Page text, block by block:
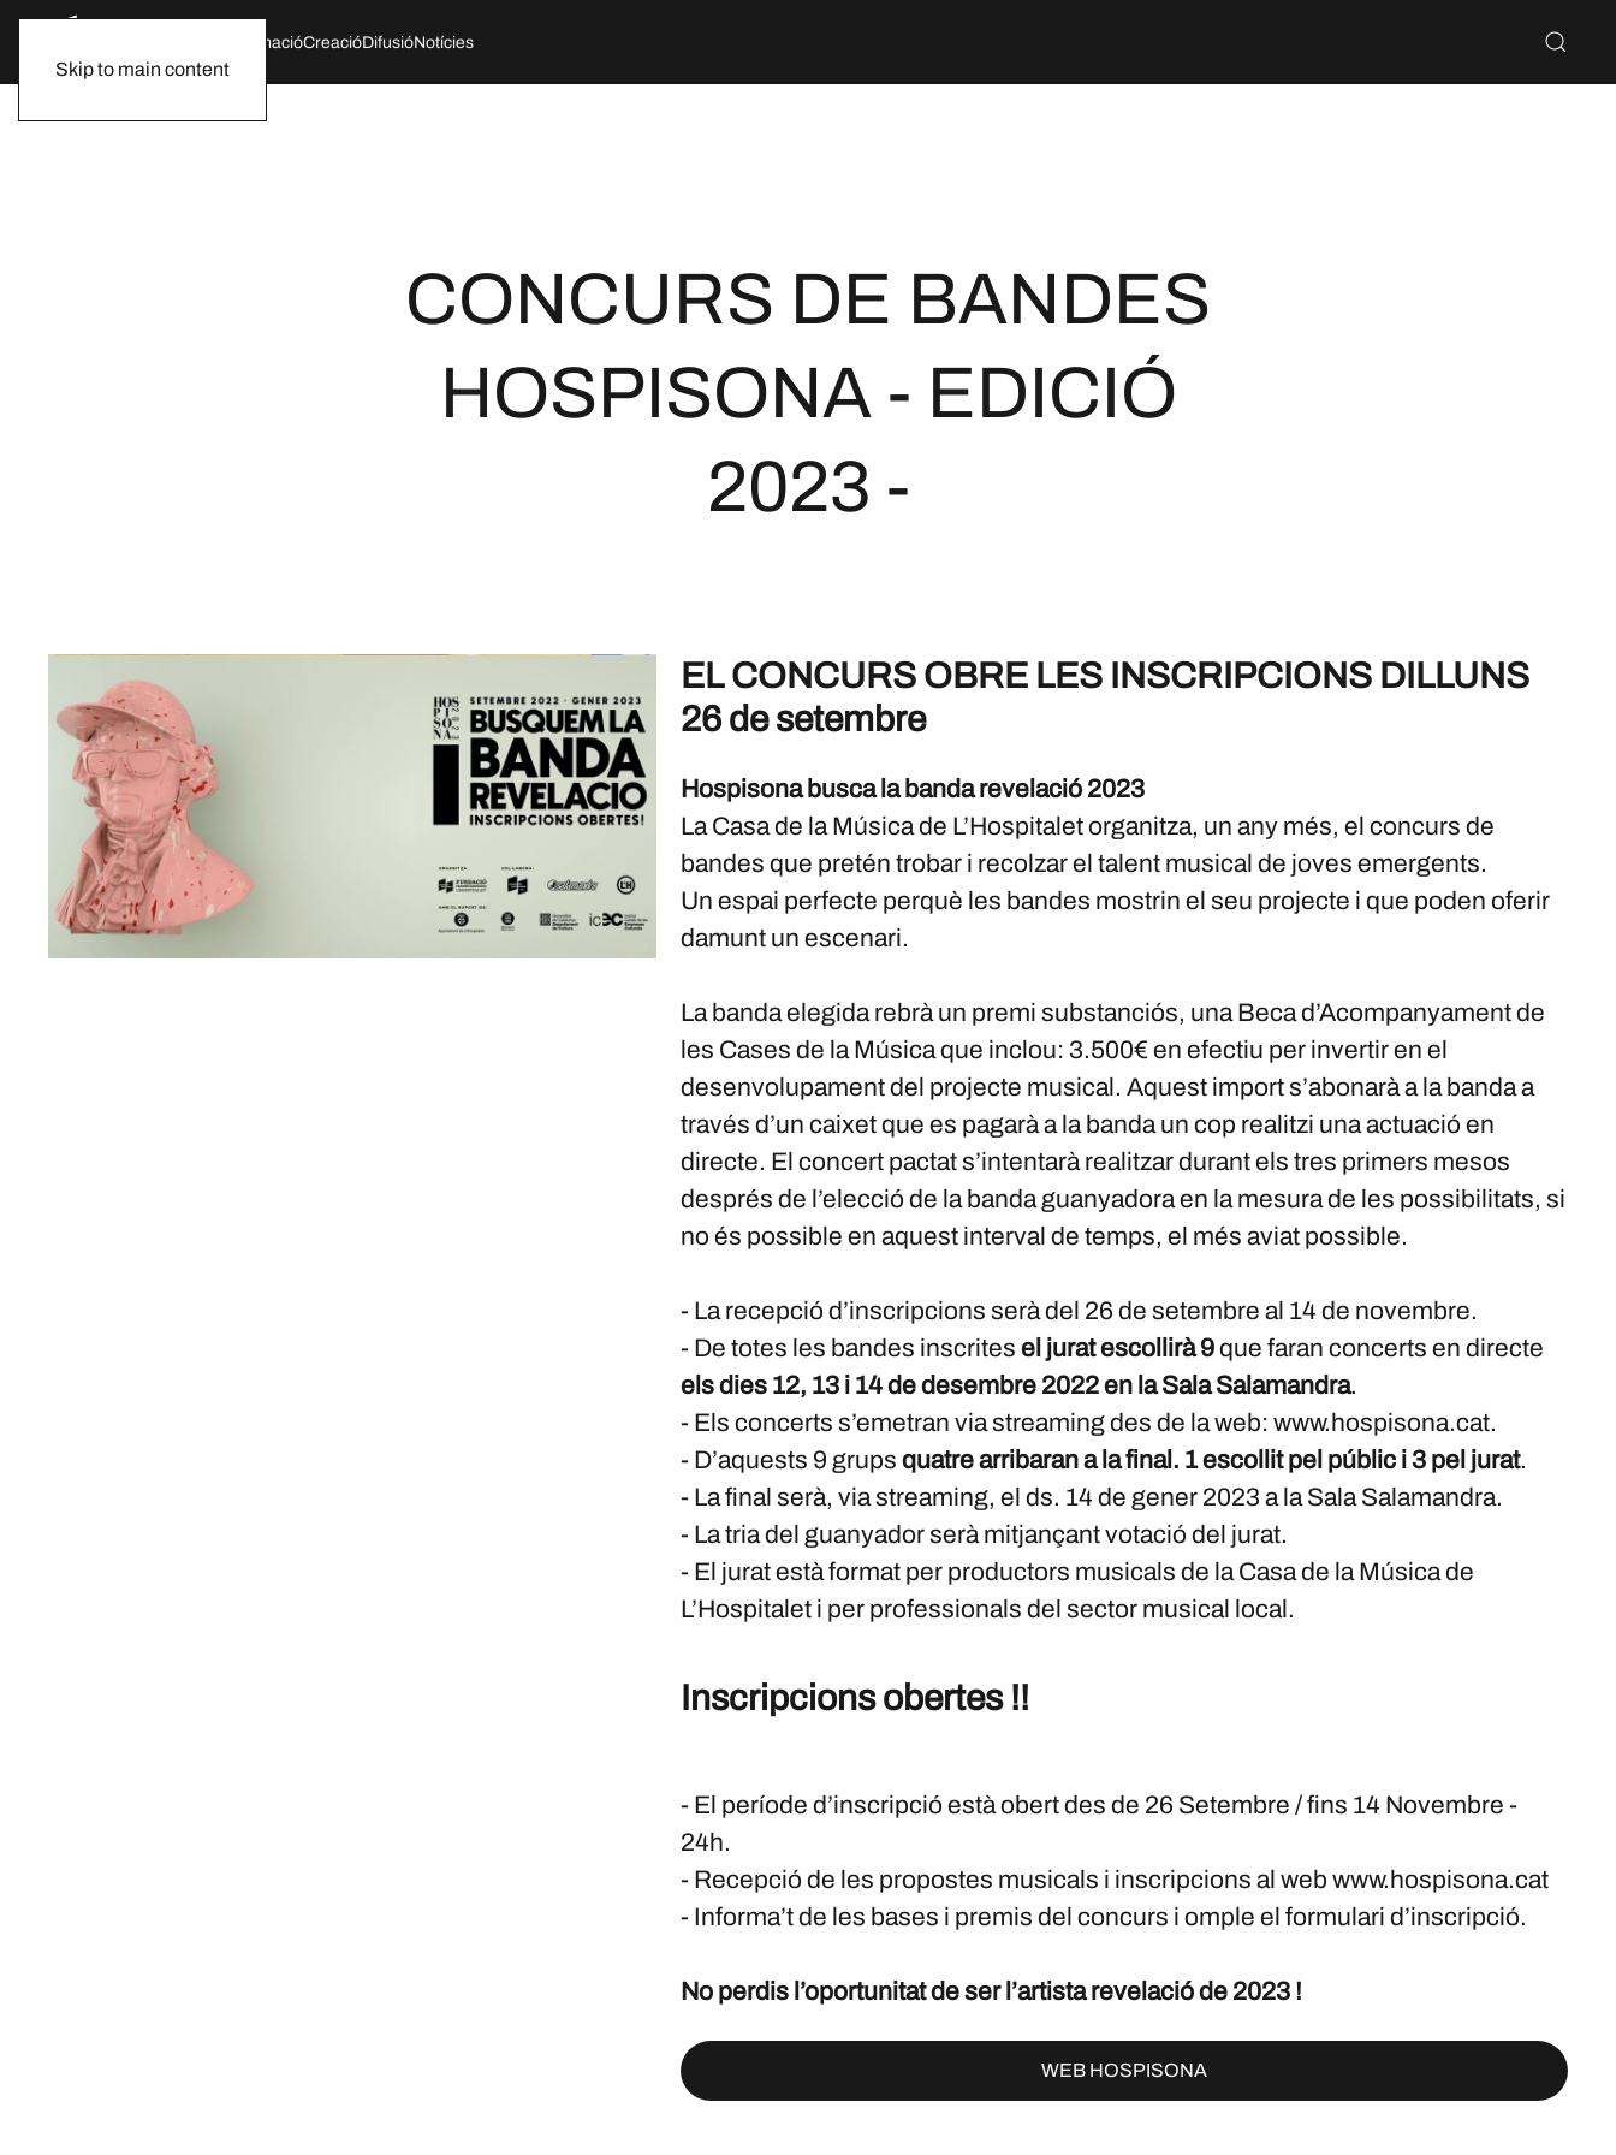
Skip to main content
FormacióCreacióDifusióNotícies
CONCURS DE BANDES
HOSPISONA - EDICIÓ
2023 -
EL CONCURS OBRE LES INSCRIPCIONS DILLUNS
26 de setembre
Hospisona busca la banda revelació 2023
La Casa de la Música de L’Hospitalet organitza, un any més, el concurs de
bandes que pretén trobar i recolzar el talent musical de joves emergents.
Un espai perfecte perquè les bandes mostrin el seu projecte i que poden oferir
damunt un escenari.
La banda elegida rebrà un premi substanciós, una Beca d’Acompanyament de
les Cases de la Música que inclou: 3.500€ en efectiu per invertir en el
desenvolupament del projecte musical. Aquest import s’abonarà a la banda a
través d’un caixet que es pagarà a la banda un cop realitzi una actuació en
directe. El concert pactat s’intentarà realitzar durant els tres primers mesos
després de l’elecció de la banda guanyadora en la mesura de les possibilitats, si
no és possible en aquest interval de temps, el més aviat possible.
- La recepció d’inscripcions serà del 26 de setembre al 14 de novembre.
- De totes les bandes inscrites el jurat escollirà 9que faran concerts en directe
els dies 12, 13 i 14 de desembre 2022 en la Sala Salamandra.
- Els concerts s’emetran via streaming des de la web: www.hospisona.cat.
- D’aquests 9 grups quatre arribaran a la final. 1 escollit pel públic i 3 pel jurat.
- La final serà, via streaming, el ds. 14 de gener 2023 a la Sala Salamandra.
- La tria del guanyador serà mitjançant votació del jurat.
- El jurat està format per productors musicals de la Casa de la Música de
L’Hospitalet i per professionals del sector musical local.
Inscripcions obertes !!
- El període d’inscripció està obert des de 26 Setembre / fins 14 Novembre -
24h.
- Recepció de les propostes musicals i inscripcions al web www.hospisona.cat
- Informa’t de les bases i premis del concurs i omple el formulari d’inscripció.
No perdis l’oportunitat de ser l’artista revelació de 2023 !
WEB HOSPISONA